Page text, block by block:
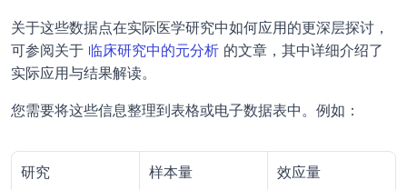
关于这些数据点在实际医学研究中如何应用的更深层探讨，
可参阅关于 临床研究中的元分析 的文章，其中详细介绍了
实际应用与结果解读。
您需要将这些信息整理到表格或电子数据表中。例如：
研究 样本量 效应量